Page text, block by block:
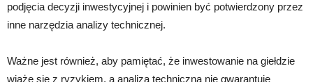
podjęcia decyzji inwestycyjnej i powinien być potwierdzony przez
inne narzędzia analizy technicznej.
Ważne jest również, aby pamiętać, że inwestowanie na giełdzie
wiąże się z ryzykiem, a analiza techniczna nie gwarantuje